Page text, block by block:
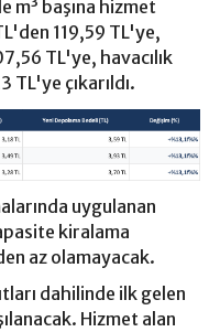
m³ başına hizmet
119,59 TL'ye,
TL'ye, havacılık
TL'ye çıkarıldı.
uygulanan
kiralama
az olamayacak.
dahilinde ilk gelen
Hizmet alan